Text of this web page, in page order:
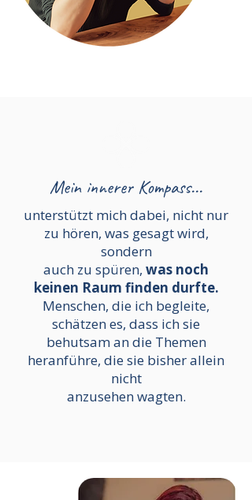
Mein innerer Kompass...
unterstützt mich dabei, nicht nur
zu hören, was gesagt wird,
sondern
auch zu spüren, was noch
keinen Raum finden durfte.
Menschen, die ich begleite,
schätzen es, dass ich sie
behutsam an die Themen
heranführe, die sie bisher allein
nicht
anzusehen wagten.